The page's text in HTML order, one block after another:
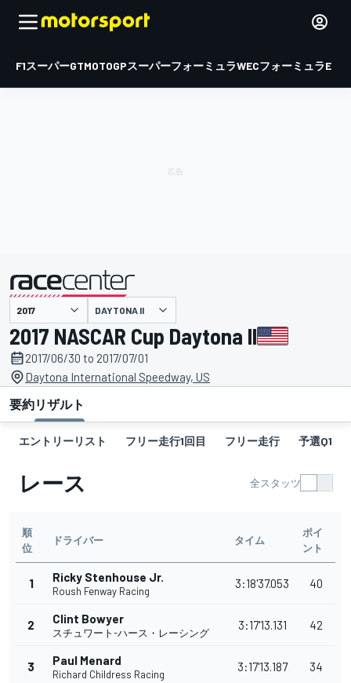
F1スーパーGTMOTOGPスーパーフォーミュラWECフォーミュラE
主催 DAYTONA II
2017 NASCAR Cup Daytona II
2017/06/30 to 2017/07/01
Daytona International Speedway, US
要約リザルト
エントリーリスト フリー走行1回目 フリー走行 予選Q1
レース 全スタッツ
順
位
ドライバー タイム
ポイ
ント
1 Ricky Stenhouse Jr.
Roush Fenway Racing
3:18'37.053 40
2 Clint Bowyer
スチュワート-ハース・レーシング
3:17'13.131 42
3 Paul Menard
Richard Childress Racing
3:17'13.187 34